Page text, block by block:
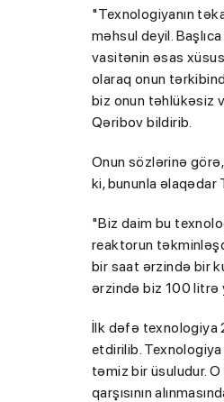
"Texnologiyanın
məhsul deyil.
vasitənin əsas
olaraq onun
biz onun təhlükəsiz
Qəribov bildirib.
Onun sözlərinə görə,
ki, bununla əlaqədar
"Biz daim bu
reaktorun
bir saat ərzində bir
ərzində biz 100 litrə
İlk dəfə texnologiya
etdirilib. Texnologiya
təmiz bir üsuludur.
qarşısının